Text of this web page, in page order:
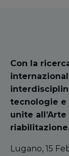
Con la
tecnologie
unite
Lugano, 15